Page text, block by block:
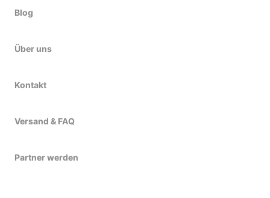
Blog
Über uns
Kontakt
Versand & FAQ
Partner werden